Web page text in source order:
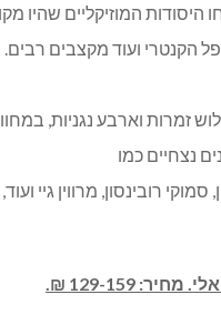
המוזיקליים שהיו
הקנטרי ועוד מקצבים
רובינסון, מרווין גיי